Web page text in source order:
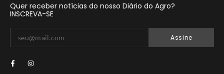
Quer receber notícias do nosso Diário do Agro?
INSCREVA-SE
Assine